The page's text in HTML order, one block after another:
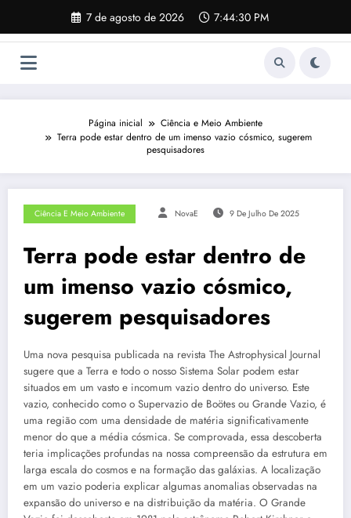
o
7 de agosto de 2026 7:44:31 PM
Página inicial
Ciência e Meio Ambiente
Terra pode estar dentro de um imenso vazio cósmico, sugerem
pesquisadores
Ciência E Meio Ambiente NovaE 9 De Julho De 2025
Terra pode estar dentro de
um imenso vazio cósmico,
sugerem pesquisadores
Uma nova pesquisa publicada na revista The Astrophysical Journal
sugere que a Terra e todo o nosso Sistema Solar podem estar
situados em um vasto e incomum vazio dentro do universo. Este
vazio, conhecido como o Supervazio de Boötes ou Grande Vazio, é
uma região com uma densidade de matéria significativamente
menor do que a média cósmica. Se comprovada, essa descoberta
teria implicações profundas na nossa compreensão da estrutura em
larga escala do cosmos e na formação das galáxias. A localização
em um vazio poderia explicar algumas anomalias observadas na
expansão do universo e na distribuição da matéria. O Grande